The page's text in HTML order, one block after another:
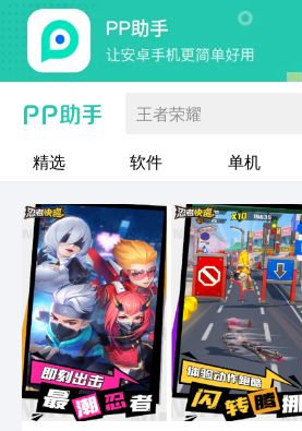
王者荣耀
精选 软件 单机